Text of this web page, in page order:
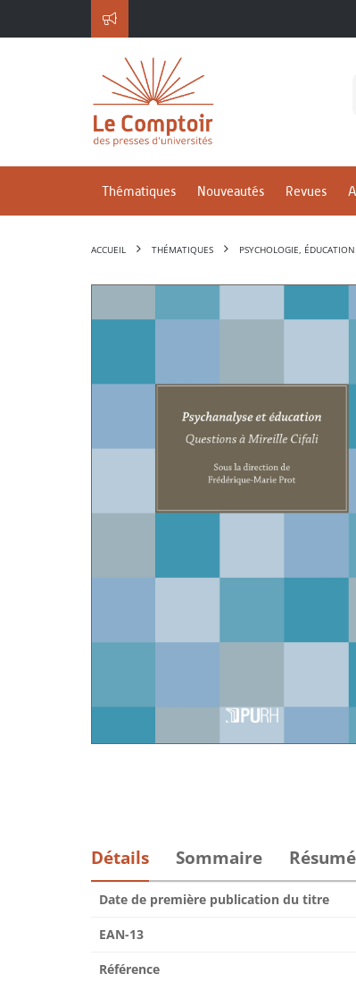
Thématiques Nouveautés Revues
ACCUEIL THÉMATIQUES PSYCHOLOGIE, ÉDUCATION
Détails Sommaire Résumé
Date de première publication du titre
EAN-13
Référence